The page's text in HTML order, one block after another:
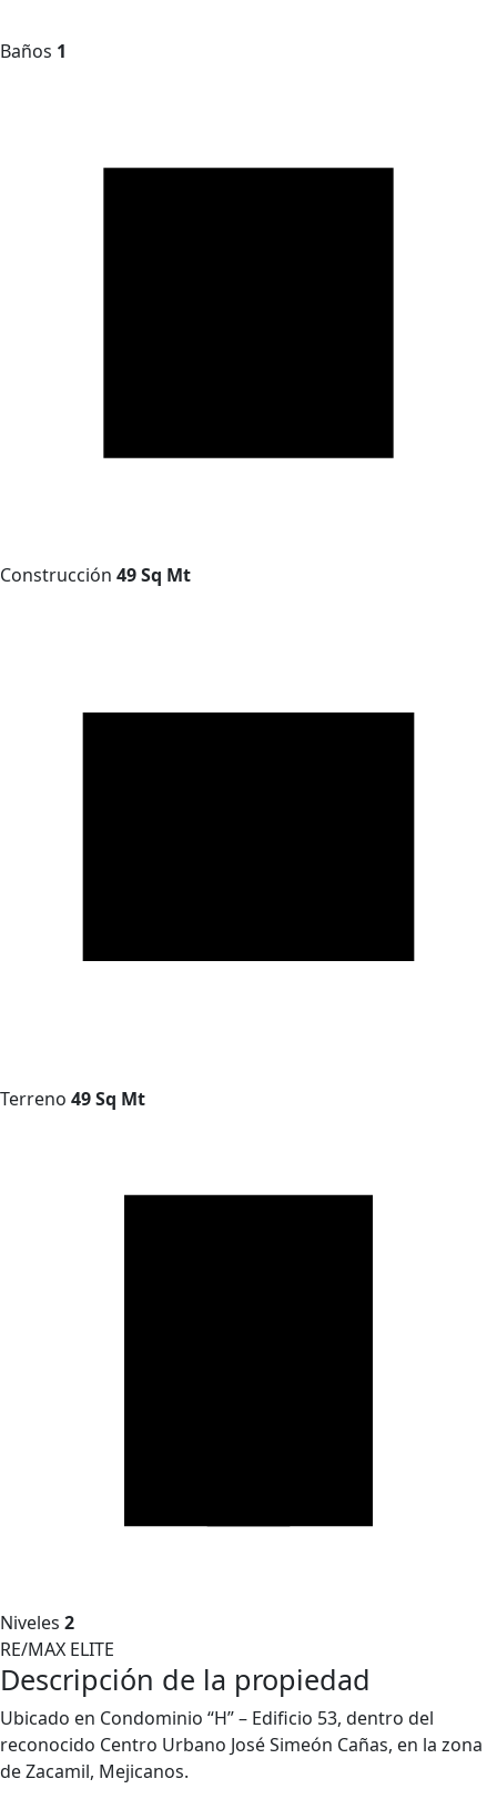
Baños 1
Construcción 49 Sq Mt
Terreno 49 Sq Mt
Niveles 2
RE/MAX ELITE
Descripción de la propiedad
Ubicado en Condominio “H” – Edificio 53, dentro del
reconocido Centro Urbano José Simeón Cañas, en la zona
de Zacamil, Mejicanos.